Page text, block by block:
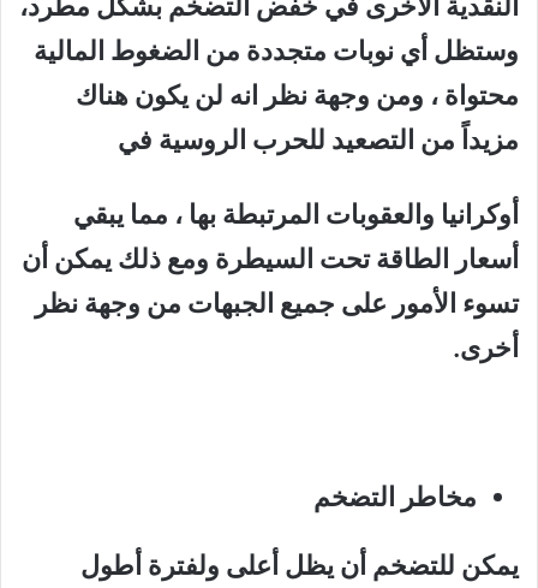
النقدية الأخرى في خفض التضخم بشكل مطرد،
وستظل أي نوبات متجددة من الضغوط المالية
محتواة ، ومن وجهة نظر انه لن يكون هناك
مزيداً من التصعيد للحرب الروسية في
أوكرانيا والعقوبات المرتبطة بها ، مما يبقي
أسعار الطاقة تحت السيطرة ومع ذلك يمكن أن
تسوء الأمور على جميع الجبهات من وجهة نظر
أخرى.
مخاطر التضخم
يمكن للتضخم أن يظل أعلى ولفترة أطول